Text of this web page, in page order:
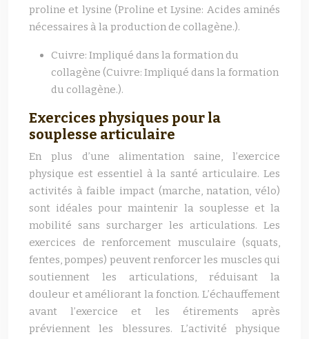
proline et lysine (Proline et Lysine: Acides aminés
nécessaires à la production de collagène.).
Cuivre: Impliqué dans la formation du
collagène (Cuivre: Impliqué dans la formation
du collagène.).
Exercices physiques pour la
souplesse articulaire
En plus d’une alimentation saine, l’exercice
physique est essentiel à la santé articulaire. Les
activités à faible impact (marche, natation, vélo)
sont idéales pour maintenir la souplesse et la
mobilité sans surcharger les articulations. Les
exercices de renforcement musculaire (squats,
fentes, pompes) peuvent renforcer les muscles qui
soutiennent les articulations, réduisant la
douleur et améliorant la fonction. L’échauffement
avant l’exercice et les étirements après
préviennent les blessures. L’activité physique